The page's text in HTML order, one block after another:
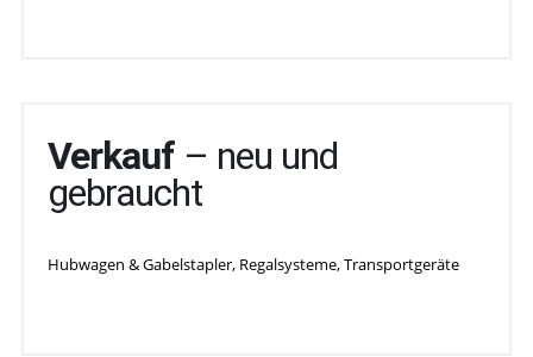
Verkauf – neu und
gebraucht
Hubwagen & Gabelstapler, Regalsysteme, Transportgeräte